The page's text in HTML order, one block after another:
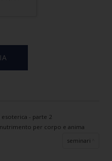
- parte 2
per corpo e anima
seminari